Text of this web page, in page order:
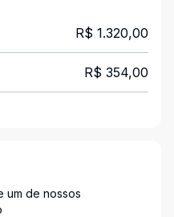
R$ 1.320,00
R$ 354,00
um de nossos